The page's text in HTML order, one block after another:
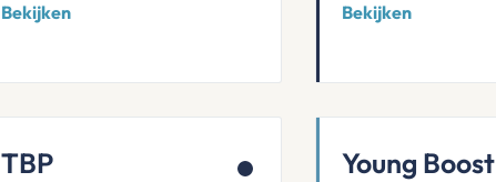
Bekijken Bekijken
TBP Young Boost